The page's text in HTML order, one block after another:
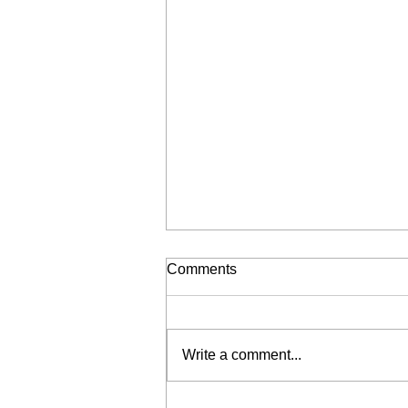
2026-08-08
Comments
Write a comment...